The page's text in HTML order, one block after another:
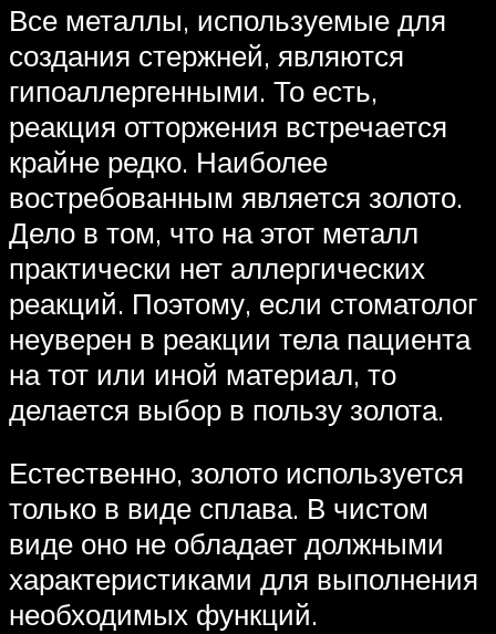
Все металлы, используемые для
создания стержней, являются
гипоаллергенными. То есть,
реакция отторжения встречается
крайне редко. Наиболее
востребованным является золото.
Дело в том, что на этот металл
практически нет аллергических
реакций. Поэтому, если стоматолог
неуверен в реакции тела пациента
на тот или иной материал, то
делается выбор в пользу золота.
Естественно, золото используется
только в виде сплава. В чистом
виде оно не обладает должными
характеристиками для выполнения
необходимых функций.